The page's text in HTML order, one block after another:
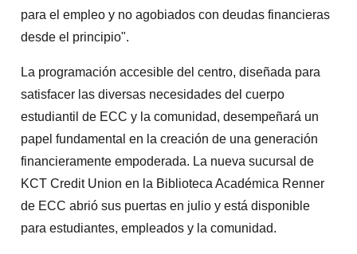
para el empleo y no agobiados con deudas financieras
desde el principio".
La programación accesible del centro, diseñada para
satisfacer las diversas necesidades del cuerpo
estudiantil de ECC y la comunidad, desempeñará un
papel fundamental en la creación de una generación
financieramente empoderada. La nueva sucursal de
KCT Credit Union en la Biblioteca Académica Renner
de ECC abrió sus puertas en julio y está disponible
para estudiantes, empleados y la comunidad.